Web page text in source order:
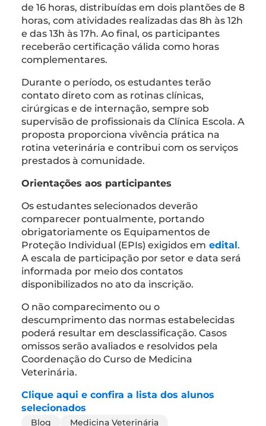
de 16 horas, distribuídas em dois plantões de 8
horas, com atividades realizadas das 8h às 12h
e das 13h às 17h. Ao final, os participantes
receberão certificação válida como horas
complementares.
Durante o período, os estudantes terão
contato direto com as rotinas clínicas,
cirúrgicas e de internação, sempre sob
supervisão de profissionais da Clínica Escola. A
proposta proporciona vivência prática na
rotina veterinária e contribui com os serviços
prestados à comunidade.
Orientações aos participantes
Os estudantes selecionados deverão
comparecer pontualmente, portando
obrigatoriamente os Equipamentos de
Proteção Individual (EPIs) exigidos em edital.
A escala de participação por setor e data será
informada por meio dos contatos
disponibilizados no ato da inscrição.
O não comparecimento ou o
descumprimento das normas estabelecidas
poderá resultar em desclassificação. Casos
omissos serão avaliados e resolvidos pela
Coordenação do Curso de Medicina
Veterinária.
Clique aqui e confira a lista dos alunos
selecionados
Blog Medicina Veterinária